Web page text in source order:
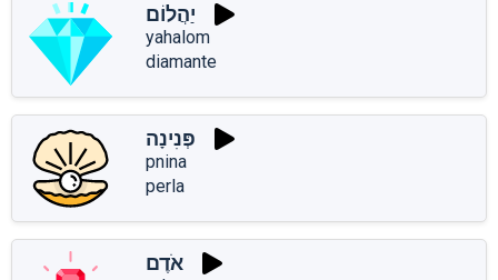
יַהֲלוֹם
yahalom
diamante
פְּנִינָה
pnina
perla
אֹדֶם